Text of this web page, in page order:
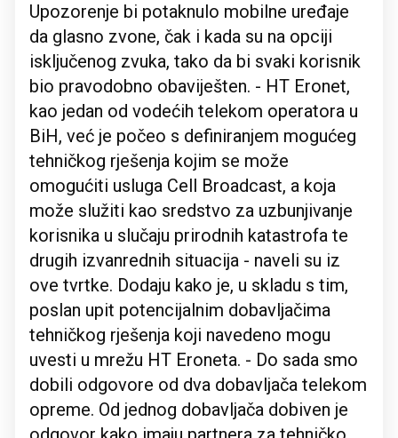
Upozorenje bi potaknulo mobilne uređaje
da glasno zvone, čak i kada su na opciji
isključenog zvuka, tako da bi svaki korisnik
bio pravodobno obaviješten. - HT Eronet,
kao jedan od vodećih telekom operatora u
BiH, već je počeo s definiranjem mogućeg
tehničkog rješenja kojim se može
omogućiti usluga Cell Broadcast, a koja
može služiti kao sredstvo za uzbunjivanje
korisnika u slučaju prirodnih katastrofa te
drugih izvanrednih situacija - naveli su iz
ove tvrtke. Dodaju kako je, u skladu s tim,
poslan upit potencijalnim dobavljačima
tehničkog rješenja koji navedeno mogu
uvesti u mrežu HT Eroneta. - Do sada smo
dobili odgovore od dva dobavljača telekom
opreme. Od jednog dobavljača dobiven je